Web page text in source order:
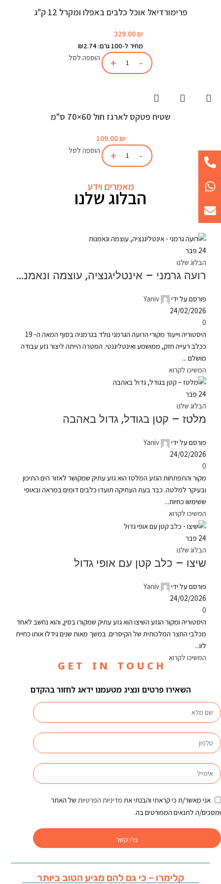
פרימורדיאל אוכל כלבים באפלו ומקרל 12 ק"ג
329.00 ₪
מחיר ל-100 גרם: ₪2.74
הוספה לסל
שטיח פטקס לארגז חול 60×70 ס"מ
109.00 ₪
הוספה לסל
מאמרים וידע
הבלוג שלנו
24 פבר
הבלוג שלנו
רועה גרמני – אינטליגנציה, עוצמה ונאמנות
פורסם על ידי
Yaniv
24/02/2026
0
היסטוריה וייעוד מקורי הרועה הגרמני נולד בגרמניה בסוף המאה ה- 19
ככלב רעייה חזק, ממושמע ואינטליגנטי. המטרה הייתה ליצור גזע עבודה
מושלם ...
המשיכו לקרוא
24 פבר
הבלוג שלנו
מלטז – קטן בגודל, גדול באהבה
פורסם על ידי
Yaniv
24/02/2026
0
מקור והתפתחות הגזע המלטז הוא גזע עתיק שמקושר לאזור הים התיכון
ובעיקר למלטה. כבר בעת העתיקה תועדו כלבים דומים במראה ובאופי
ששימשו כחיות...
המשיכו לקרוא
24 פבר
הבלוג שלנו
שיצו – כלב קטן עם אופי גדול
פורסם על ידי
Yaniv
24/02/2026
0
היסטוריה ומקור הגזע השיצו הוא גזע עתיק שמקורו בסין, והוא נחשב לאחד
מכלבי החצר המלכותית של הקיסרים. במשך מאות שנים גידלו אותו כחיית
לוו...
המשיכו לקרוא
G E T I N T O U C H
השאירו פרטים ונציג מטעמנו ידאג לחזור בהקדם
אני מאשר/ת כי קראתי והבנתי את מדיניות הפרטיות של האתר
ומסכים/ה לתנאים המפורטים בה.
צרו קשר
קלימרו – כי גם להם מגיע הטוב ביותר